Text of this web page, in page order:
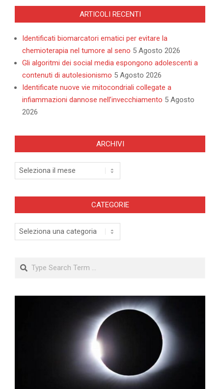
ARTICOLI RECENTI
Identificati biomarcatori ematici per evitare la
chemioterapia nel tumore al seno 5 Agosto 2026
Gli algoritmi dei social media espongono adolescenti a
contenuti di autolesionismo 5 Agosto 2026
Identificate nuove vie mitocondriali collegate a
infiammazioni dannose nell’invecchiamento 5 Agosto
2026
ARCHIVI
Archivi
CATEGORIE
Categorie
Search